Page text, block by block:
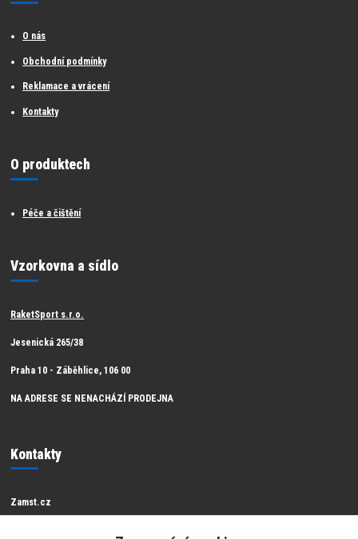
O nás
Obchodní podmínky
Reklamace a vrácení
Kontakty
O produktech
Péče a čištění
Vzorkovna a sídlo
RaketSport s.r.o.
Jesenická 265/38
Praha 10 - Záběhlice, 106 00
NA ADRESE SE NENACHÁZÍ PRODEJNA
Kontakty
Zamst.cz